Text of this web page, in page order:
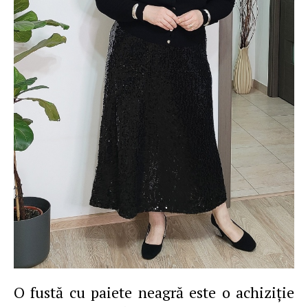
O fustă cu paiete neagră este o achiziţie